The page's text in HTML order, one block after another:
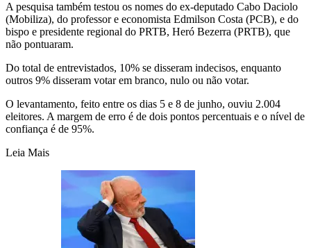
A pesquisa também testou os nomes do ex-deputado Cabo Daciolo
(Mobiliza), do professor e economista Edmilson Costa (PCB), e do
bispo e presidente regional do PRTB, Heró Bezerra (PRTB), que
não pontuaram.
Do total de entrevistados, 10% se disseram indecisos, enquanto
outros 9% disseram votar em branco, nulo ou não votar.
O levantamento, feito entre os dias 5 e 8 de junho, ouviu 2.004
eleitores. A margem de erro é de dois pontos percentuais e o nível de
confiança é de 95%.
Leia Mais